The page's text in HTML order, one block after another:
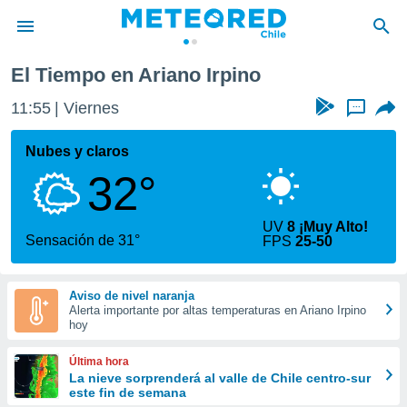
de
por
que se
calidad.
a este
las
y
forma
digital
basada
El Tiempo en Ariano Irpino
11:55 Viernes ...
Nubes y claros
32°
Sensación de 31°
UV8 ¡Muy Alto!
FPS25-50
Aviso de nivel naranja
Alerta importante por altas temperaturas en Ariano Irpino
hoy
Última hora
La nieve sorprenderá al valle de Chile centro-sur
este fin de semana